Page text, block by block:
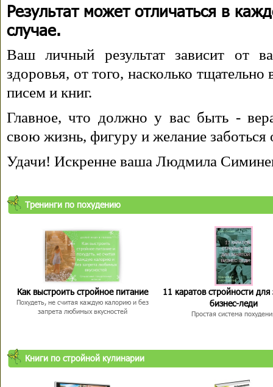
Результат может отличаться в
случае.
Ваш личный результат зависит от
здоровья, от того, насколько
писем и книг.
Главное, что должно у вас быть -
свою жизнь, фигуру и желание заботься
Удачи! Искренне ваша Людмила
Тренинги по похудению
Как выстроить стройное питание
Похудеть, не считая каждую калорию и без
запрета любимых вкусностей
11 каратов стройности для
бизнес-леди
Простая система
Книги по стройной кулинарии